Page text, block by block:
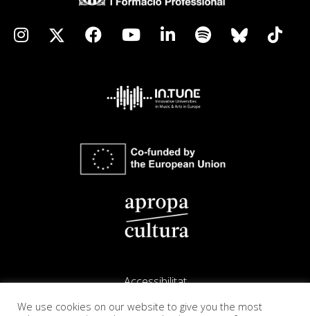
Accessibilitat
Avís legal
We use cookies on our website to give you the most